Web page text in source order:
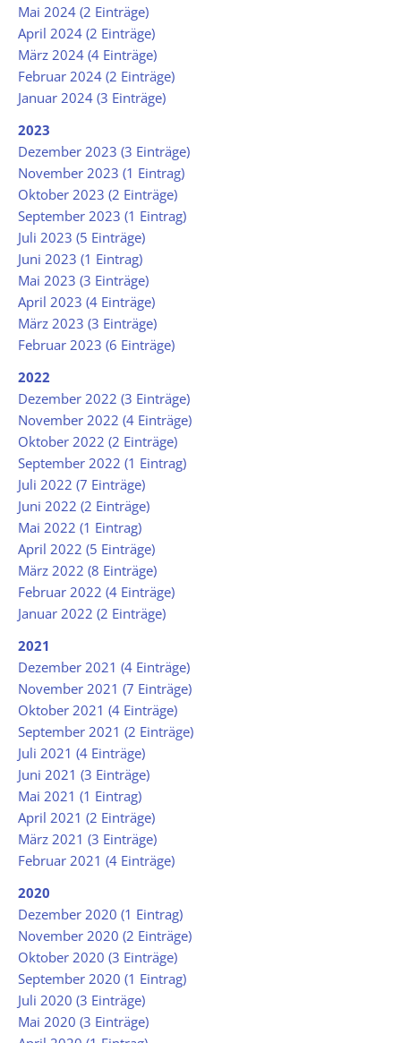
Mai 2024 (2 Einträge)
April 2024 (2 Einträge)
März 2024 (4 Einträge)
Februar 2024 (2 Einträge)
Januar 2024 (3 Einträge)
2023
Dezember 2023 (3 Einträge)
November 2023 (1 Eintrag)
Oktober 2023 (2 Einträge)
September 2023 (1 Eintrag)
Juli 2023 (5 Einträge)
Juni 2023 (1 Eintrag)
Mai 2023 (3 Einträge)
April 2023 (4 Einträge)
März 2023 (3 Einträge)
Februar 2023 (6 Einträge)
2022
Dezember 2022 (3 Einträge)
November 2022 (4 Einträge)
Oktober 2022 (2 Einträge)
September 2022 (1 Eintrag)
Juli 2022 (7 Einträge)
Juni 2022 (2 Einträge)
Mai 2022 (1 Eintrag)
April 2022 (5 Einträge)
März 2022 (8 Einträge)
Februar 2022 (4 Einträge)
Januar 2022 (2 Einträge)
2021
Dezember 2021 (4 Einträge)
November 2021 (7 Einträge)
Oktober 2021 (4 Einträge)
September 2021 (2 Einträge)
Juli 2021 (4 Einträge)
Juni 2021 (3 Einträge)
Mai 2021 (1 Eintrag)
April 2021 (2 Einträge)
März 2021 (3 Einträge)
Februar 2021 (4 Einträge)
2020
Dezember 2020 (1 Eintrag)
November 2020 (2 Einträge)
Oktober 2020 (3 Einträge)
September 2020 (1 Eintrag)
Juli 2020 (3 Einträge)
Mai 2020 (3 Einträge)